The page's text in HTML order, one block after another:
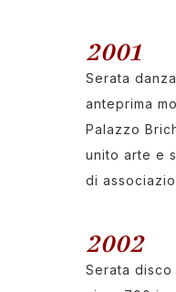
2001
Serata
anteprima
Palazzo
unito arte e
di
2002
Serata disco